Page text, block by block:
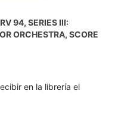
94, SERIES III:
ORCHESTRA, SCORE
en la librería el